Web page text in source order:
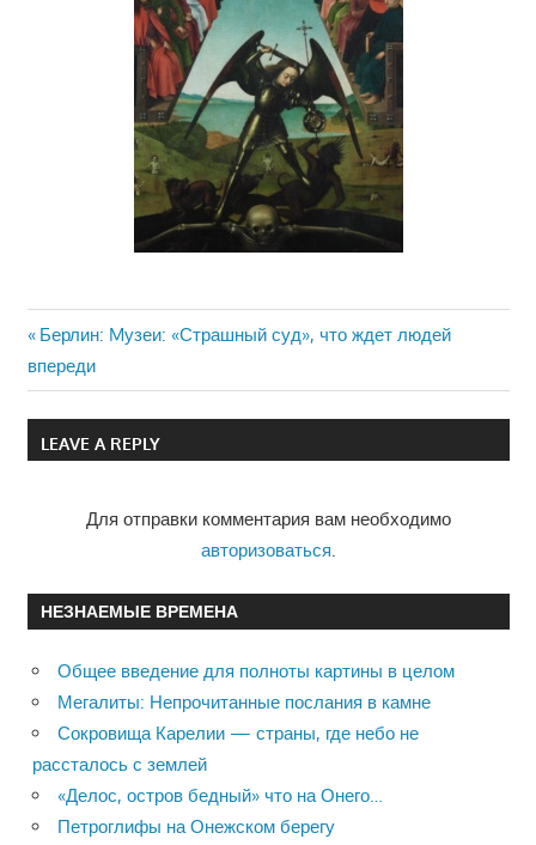
Навигация
по
записям
Previous
Post:
Берлин: Mузеи: «Страшный суд», что ждет людей
впереди
LEAVE A REPLY
Для отправки комментария вам необходимо
авторизоваться.
НЕЗНАЕМЫЕ ВРЕМЕНА
Общее введение для полноты картины в целом
Мегалиты: Непрочитанные послания в камне
Сокровища Карелии — страны, где небо не
рассталось с землей
«Делос, остров бедный» что на Онего…
Петроглифы на Онежском берегу